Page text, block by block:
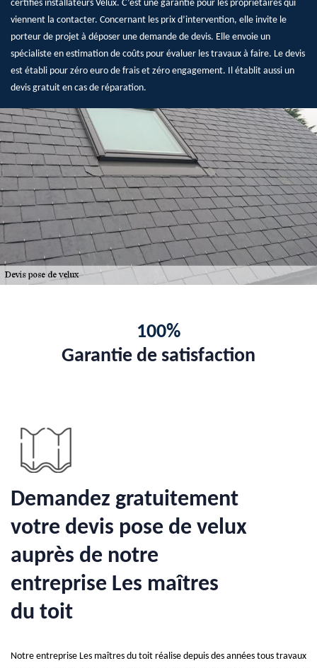
certifiés installateurs Velux. C’est une garantie pour les propriétaires qui
viennent la contacter. Concernant les prix d’intervention, elle invite le
porteur de projet à déposer une demande de devis. Elle envoie un
spécialiste en estimation de coûts pour évaluer les travaux à faire. Le devis
est établi pour zéro euro de frais et zéro engagement. Il établit aussi un
devis gratuit en cas de réparation.
100%
Garantie de satisfaction
Demandez gratuitement
votre devis pose de velux
auprès de notre
entreprise Les maîtres
du toit
Notre entreprise Les maîtres du toit réalise depuis des années tous travaux